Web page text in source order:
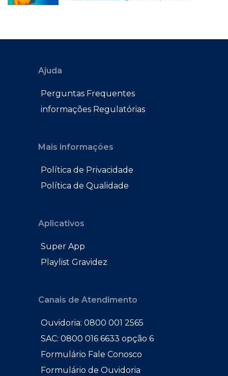
Ajuda
Perguntas Frequentes
informações Regulatórias
Mais informações
Política de Privacidade
Política de Qualidade
Aplicativos
Super App
Playlist Gravidez
Canais de Atendimento
Ouvidoria: 0800 001 2565
SAC: 0800 016 6633 opção 6
Formulário Fale Conosco
Formulário de Ouvidoria